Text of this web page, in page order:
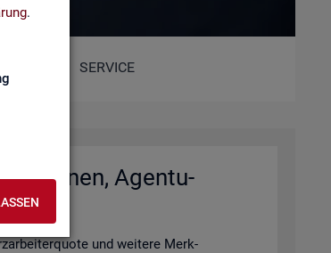
.
SERVICE
Agen­tu­
und wei­te­re Merk­